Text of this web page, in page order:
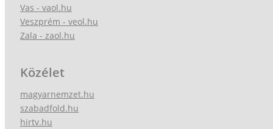
Vas - vaol.hu
Veszprém - veol.hu
Zala - zaol.hu
Közélet
magyarnemzet.hu
szabadfold.hu
hirtv.hu